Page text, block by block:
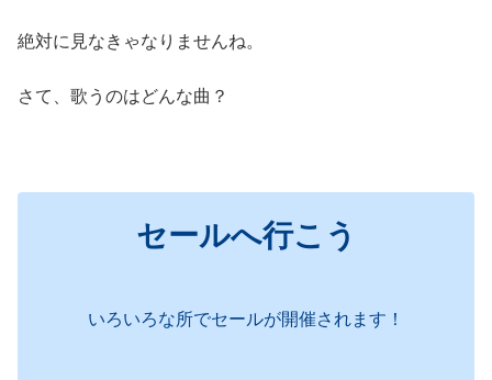
絶対に見なきゃなりませんね。
さて、歌うのはどんな曲？
セールへ行こう
いろいろな所でセールが開催されます！